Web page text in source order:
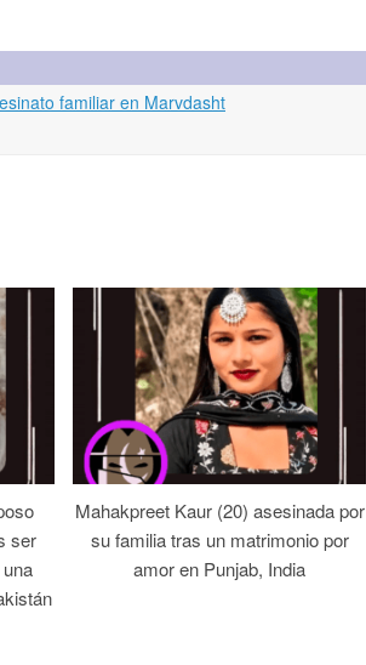
familiar en Marvdasht
ser
Mahakpreet Kaur (20) asesinada por
su familia tras un matrimonio por
amor en Punjab, India